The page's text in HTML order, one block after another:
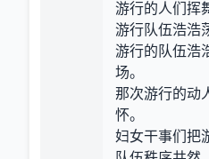
游行的人们挥
游行队伍浩浩
游行的队伍浩
场。
那次游行的动
怀。
妇女干事们把